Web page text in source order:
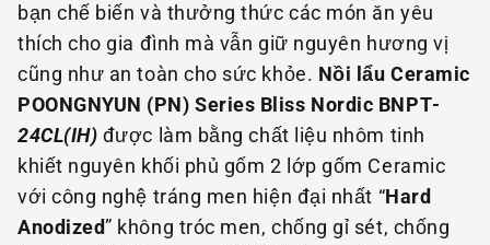
bạn chế biến và thưởng thức các món ăn yêu
thích cho gia đình mà vẫn giữ nguyên hương vị
cũng như an toàn cho sức khỏe. Nồi lẩu Ceramic
POONGNYUN (PN) Series Bliss Nordic BNPT-
24CL(IH) được làm bằng chất liệu nhôm tinh
khiết nguyên khối phủ gốm 2 lớp gốm Ceramic
với công nghệ tráng men hiện đại nhất “Hard
Anodized” không tróc men, chống gỉ sét, chống